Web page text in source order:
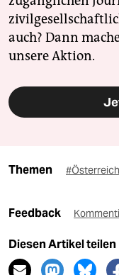
auch? Dann
unsere Aktion.
Themen #Österreich
Feedback
Diesen Artikel teilen